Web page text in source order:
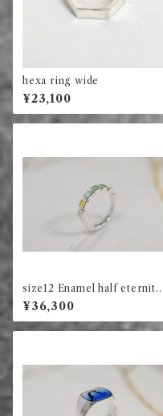
hexa ring wide
¥23,100
size12 Enamel half eternity
ring square (green)
¥36,300